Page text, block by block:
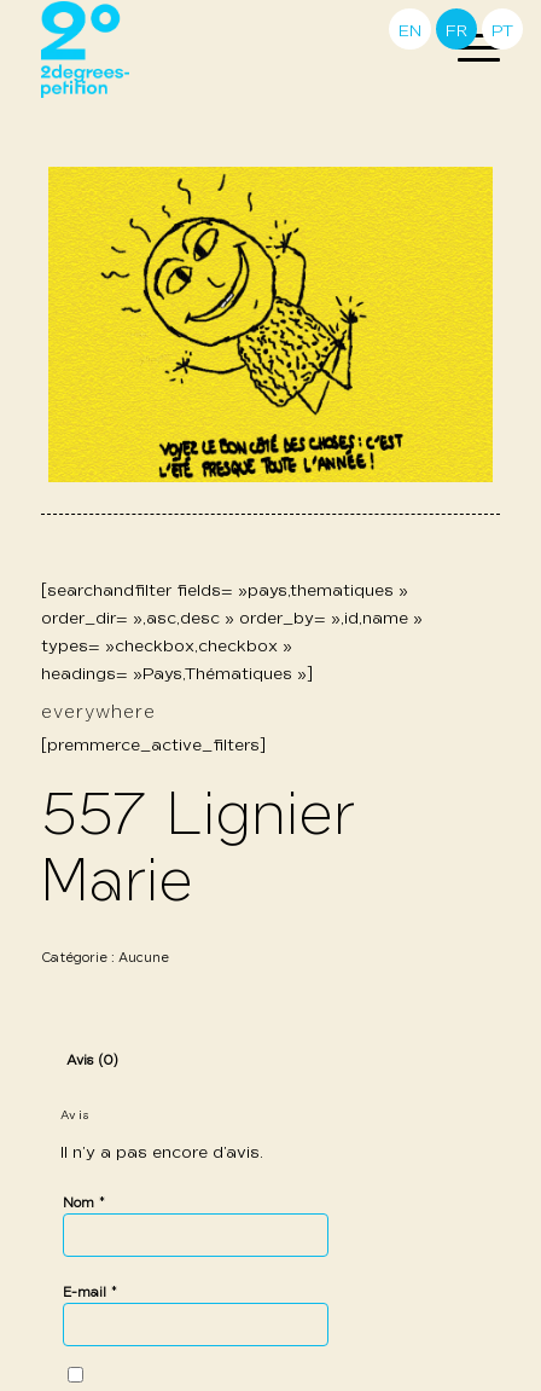
[searchandfilter fields= »pays,thematiques »
order_dir= »,asc,desc » order_by= »,id,name »
types= »checkbox,checkbox »
headings= »Pays,Thématiques »]
everywhere
[premmerce_active_filters]
557 Lignier
Marie
Catégorie : Aucune
Avis (0)
Avis
Il n’y a pas encore d’avis.
Nom *
E-mail *
EN FR PT